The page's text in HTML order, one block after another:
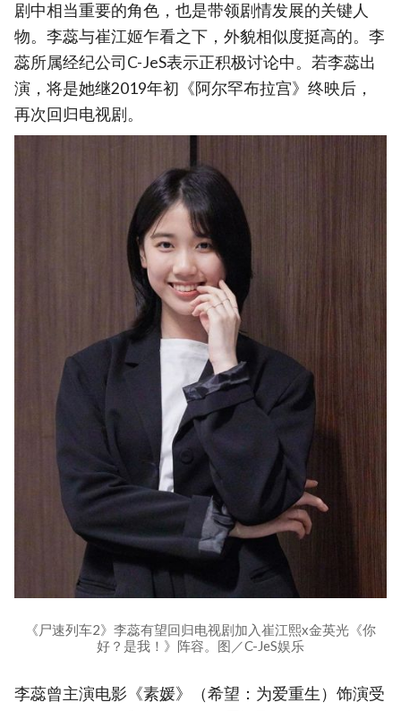
剧中相当重要的角色，也是带领剧情发展的关键人
物。李蕊与崔江姬乍看之下，外貌相似度挺高的。李
蕊所属经纪公司C-JeS表示正积极讨论中。若李蕊出
演，将是她继2019年初《阿尔罕布拉宫》终映后，
再次回归电视剧。
《尸速列车2》李蕊有望回归电视剧加入崔江熙x金英光《你
好？是我！》阵容。图／C-JeS娱乐
李蕊曾主演电影《素媛》（希望：为爱重生）饰演受